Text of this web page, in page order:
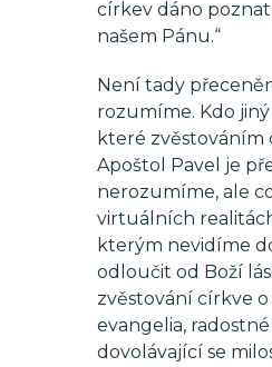
církev dáno
našem Pánu.“
Není tady
rozumíme. Kdo
které zvěstováním
Apoštol Pavel je
nerozumíme, ale
virtuálních
kterým nevidíme
odloučit od Boží
zvěstování církve
evangelia,
dovolávající se